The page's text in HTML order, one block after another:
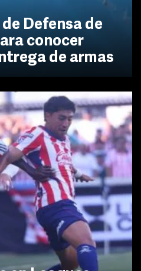
Defensa de
conocer
de armas